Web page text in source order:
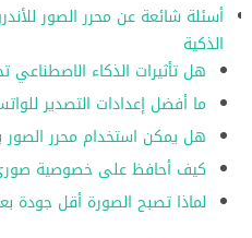
أسئلة شائعة عن محرر الصور
الذكية
هل تأثيرات الذكاء الاصطناعي
ما أفضل إعدادات التصدير
هل يمكن استخدام محرر الصور
كيف أحافظ على خصوصية
لماذا تصبح الصورة أقل جودة